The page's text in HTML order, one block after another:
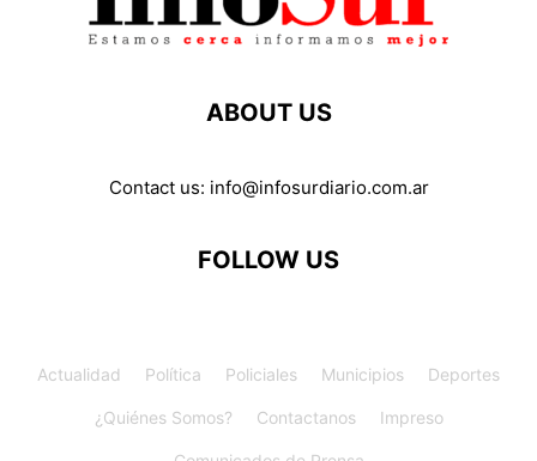
ABOUT US
Contact us: info@infosurdiario.com.ar
FOLLOW US
Actualidad Política Policiales Municipios Deportes
¿Quiénes Somos? Contactanos Impreso